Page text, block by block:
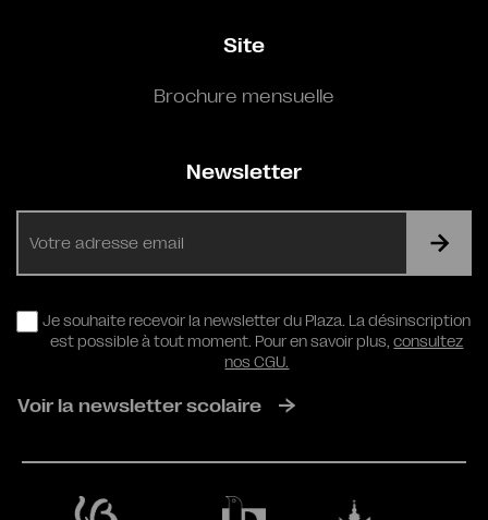
Site
Brochure mensuelle
Newsletter
RGPD
Je souhaite recevoir la newsletter du Plaza. La désinscription
est possible à tout moment. Pour en savoir plus,consultez
nos CGU.
Voir la newsletter scolaire